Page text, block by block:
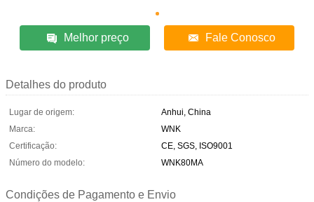
Melhor preço Fale Conosco
Detalhes do produto
Lugar de origem:
Anhui, China
Marca:
WNK
Certificação:
CE, SGS, ISO9001
Número do modelo:
WNK80MA
Condições de Pagamento e Envio